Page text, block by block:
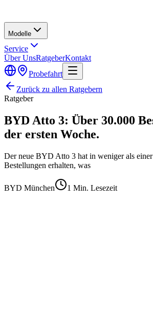
Modelle
Service
Über UnsRatgeberKontakt
Probefahrt
Zurück zu allen Ratgebern
Ratgeber
BYD Atto 3: Über 30.000
der ersten Woche.
Der neue BYD Atto 3 hat in weniger als
Bestellungen erhalten, was
BYD München 1 Min. Lesezeit